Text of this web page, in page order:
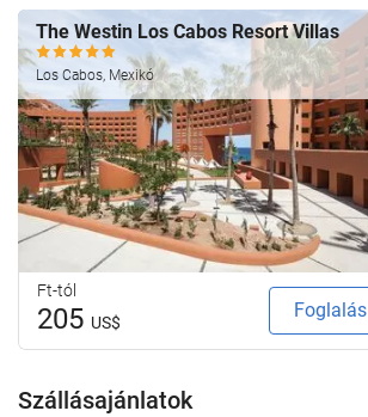
The Westin Los Cabos Resort Villas
Los Cabos, Mexikó
Ft-tól
205 US$
Foglalás
Szállásajánlatok